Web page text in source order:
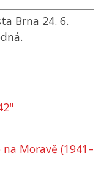
Brna 24. 6.
Moravě (1941–